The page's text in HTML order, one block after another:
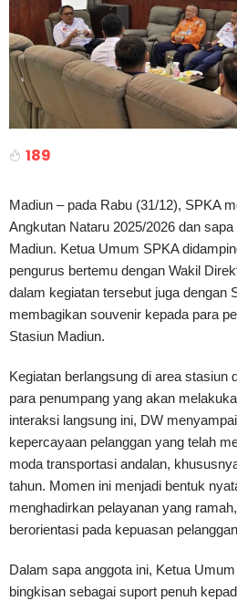
189
Madiun – pada Rabu (31/12), SPKA
Angkutan Nataru 2025/2026 dan
Madiun. Ketua Umum SPKA
pengurus bertemu dengan Wakil
dalam kegiatan tersebut juga dengan
membagikan souvenir kepada para
Stasiun Madiun.
Kegiatan berlangsung di area stasiun
para penumpang yang akan
interaksi langsung ini, DW
kepercayaan pelanggan yang telah
moda transportasi andalan,
tahun. Momen ini menjadi bentuk
menghadirkan pelayanan yang
berorientasi pada kepuasan
Dalam sapa anggota ini, Ketua
bingkisan sebagai suport penuh